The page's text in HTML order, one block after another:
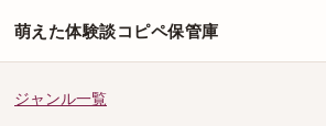
萌えた体験談コピペ保管庫
ジャンル一覧